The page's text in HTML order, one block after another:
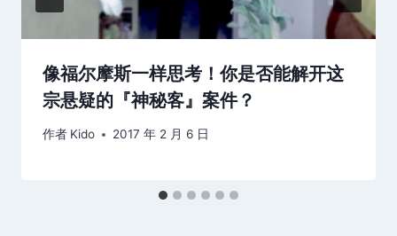
像福尔摩斯一样思考！你是否能解开这
宗悬疑的『神秘客』案件？
作者 Kido 2017 年 2 月 6 日